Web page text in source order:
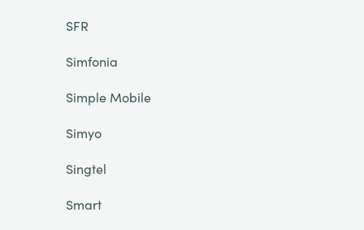
SFR
Simfonia
Simple Mobile
Simyo
Singtel
Smart